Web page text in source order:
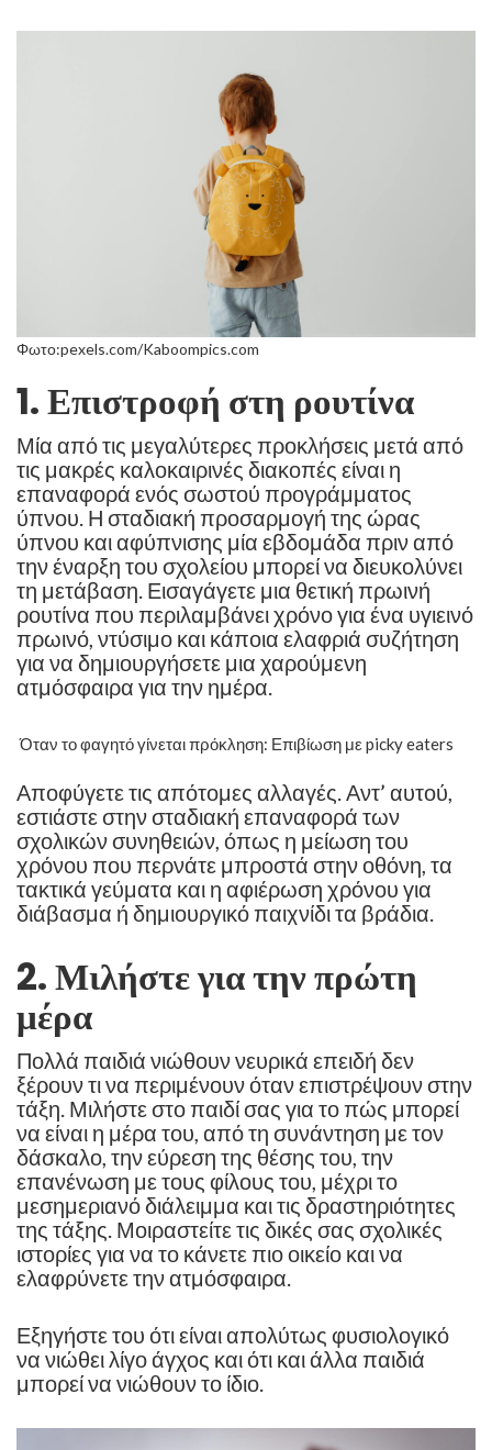
Φωτο:pexels.com/Kaboompics.com
1. Επιστροφή στη ρουτίνα
Μία από τις μεγαλύτερες προκλήσεις μετά από
τις μακρές καλοκαιρινές διακοπές είναι η
επαναφορά ενός σωστού προγράμματος
ύπνου. Η σταδιακή προσαρμογή της ώρας
ύπνου και αφύπνισης μία εβδομάδα πριν από
την έναρξη του σχολείου μπορεί να διευκολύνει
τη μετάβαση. Εισαγάγετε μια θετική πρωινή
ρουτίνα που περιλαμβάνει χρόνο για ένα υγιεινό
πρωινό, ντύσιμο και κάποια ελαφριά συζήτηση
για να δημιουργήσετε μια χαρούμενη
ατμόσφαιρα για την ημέρα.
Όταν το φαγητό γίνεται πρόκληση: Επιβίωση με picky eaters
Αποφύγετε τις απότομες αλλαγές. Αντ’ αυτού,
εστιάστε στην σταδιακή επαναφορά των
σχολικών συνηθειών, όπως η μείωση του
χρόνου που περνάτε μπροστά στην οθόνη, τα
τακτικά γεύματα και η αφιέρωση χρόνου για
διάβασμα ή δημιουργικό παιχνίδι τα βράδια.
2. Μιλήστε για την πρώτη
μέρα
Πολλά παιδιά νιώθουν νευρικά επειδή δεν
ξέρουν τι να περιμένουν όταν επιστρέψουν στην
τάξη. Μιλήστε στο παιδί σας για το πώς μπορεί
να είναι η μέρα του, από τη συνάντηση με τον
δάσκαλο, την εύρεση της θέσης του, την
επανένωση με τους φίλους του, μέχρι το
μεσημεριανό διάλειμμα και τις δραστηριότητες
της τάξης. Μοιραστείτε τις δικές σας σχολικές
ιστορίες για να το κάνετε πιο οικείο και να
ελαφρύνετε την ατμόσφαιρα.
Εξηγήστε του ότι είναι απολύτως φυσιολογικό
να νιώθει λίγο άγχος και ότι και άλλα παιδιά
μπορεί να νιώθουν το ίδιο.